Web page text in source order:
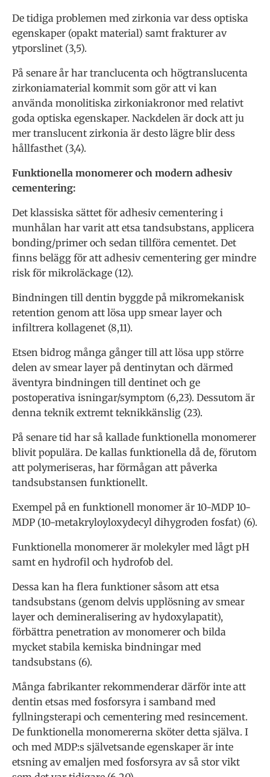
De tidiga problemen med zirkonia var dess optiska
egenskaper (opakt material) samt frakturer av
ytporslinet (3,5).
På senare år har tranclucenta och högtranslucenta
zirkoniamaterial kommit som gör att vi kan
använda monolitiska zirkoniakronor med relativt
goda optiska egenskaper. Nackdelen är dock att ju
mer translucent zirkonia är desto lägre blir dess
hållfasthet (3,4).
Funktionella monomerer och modern adhesiv
cementering:
Det klassiska sättet för adhesiv cementering i
munhålan har varit att etsa tandsubstans, applicera
bonding/primer och sedan tillföra cementet. Det
finns belägg för att adhesiv cementering ger mindre
risk för mikroläckage (12).
Bindningen till dentin byggde på mikromekanisk
retention genom att lösa upp smear layer och
infiltrera kollagenet (8,11).
Etsen bidrog många gånger till att lösa upp större
delen av smear layer på dentinytan och därmed
äventyra bindningen till dentinet och ge
postoperativa isningar/symptom (6,23). Dessutom är
denna teknik extremt teknikkänslig (23).
På senare tid har så kallade funktionella monomerer
blivit populära. De kallas funktionella då de, förutom
att polymeriseras, har förmågan att påverka
tandsubstansen funktionellt.
Exempel på en funktionell monomer är 10-MDP 10-
MDP (10-metakryloyloxydecyl dihygroden fosfat) (6).
Funktionella monomerer är molekyler med lågt pH
samt en hydrofil och hydrofob del.
Dessa kan ha flera funktioner såsom att etsa
tandsubstans (genom delvis upplösning av smear
layer och demineralisering av hydoxylapatit),
förbättra penetration av monomerer och bilda
mycket stabila kemiska bindningar med
tandsubstans (6).
Många fabrikanter rekommenderar därför inte att
dentin etsas med fosforsyra i samband med
fyllningsterapi och cementering med resincement.
De funktionella monomererna sköter detta själva. I
och med MDP:s självetsande egenskaper är inte
etsning av emaljen med fosforsyra av så stor vikt